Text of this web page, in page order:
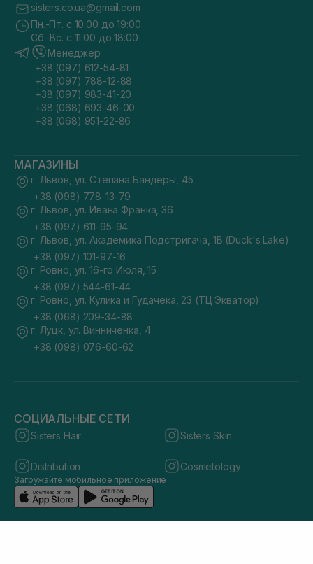
sisters.co.ua@gmail.com
Пн.-Пт. с 10:00 до 19:00
Сб.-Вс. с 11:00 до 18:00
Менеджер
+38 (097) 612-54-81
+38 (097) 788-12-88
+38 (097) 983-41-20
+38 (068) 693-46-00
+38 (068) 951-22-86
МАГАЗИНЫ
г. Львов, ул. Степана Бандеры, 45
+38 (098) 778-13-79
г. Львов, ул. Ивана Франка, 36
+38 (097) 611-95-94
г. Львов, ул. Академика Подстригача, 1В (Duck's Lake)
+38 (097) 101-97-16
г. Ровно, ул. 16-го Июля, 15
+38 (097) 544-61-44
г. Ровно, ул. Кулика и Гудачека, 23 (ТЦ Экватор)
+38 (068) 209-34-88
г. Луцк, ул. Винниченка, 4
+38 (098) 076-60-62
СОЦИАЛЬНЫЕ СЕТИ
Sisters Hair Sisters Skin
Distribution Cosmetology
Загружайте мобильное приложение